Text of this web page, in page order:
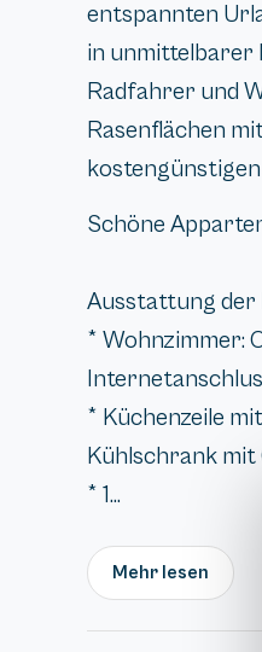
entspannten
in unmittelbarer
Radfahrer und
Rasenflächen
Schöne
Ausstattung der
* Wohnzimmer:
* Küchenzeile
Kühlschrank mit
* 1...
Mehr lesen